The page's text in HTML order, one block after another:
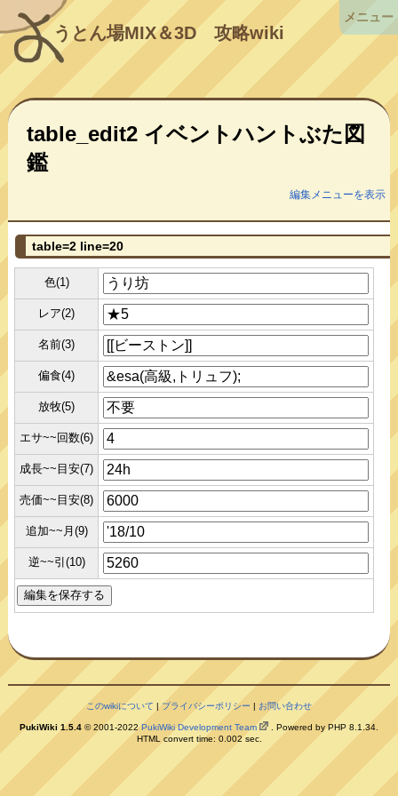
うとん場MIX＆3D攻略wiki
table_edit2 イベントハントぶた図
鑑
編集メニューを表示
table=2 line=20
色(1)
レア(2)
名前(3)
偏食(4)
放牧(5)
エサ~~回数(6)
成長~~目安(7)
売価~~目安(8)
追加~~月(9)
逆~~引(10)
このwikiについて |プライバシーポリシー | お問い合わせ
PukiWiki 1.5.4 © 2001-2022PukiWiki Development Team
. Powered by PHP 8.1.34.
HTML convert time: 0.002 sec.
メニュー